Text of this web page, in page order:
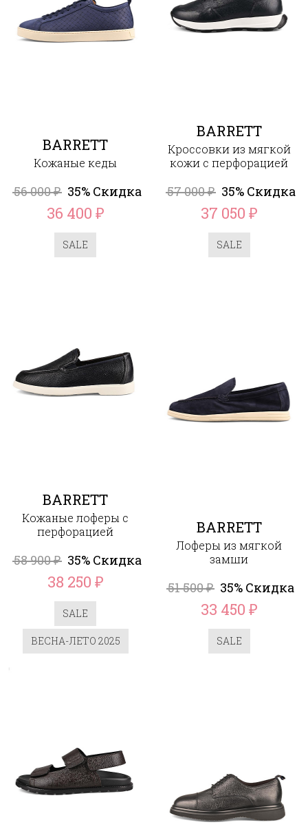
BARRETT
Кожаные кеды
56 000₽ 35% Скидка
36 400 ₽
SALE
BARRETT
Кроссовки из мягкой
кожи с перфорацией
57 000₽ 35% Скидка
37 050 ₽
SALE
BARRETT
Кожаные лоферы с
перфорацией
58 900₽ 35% Скидка
38 250 ₽
SALE
ВЕСНА-ЛЕТО 2025
BARRETT
Лоферы из мягкой
замши
51 500₽ 35% Скидка
33 450 ₽
SALE